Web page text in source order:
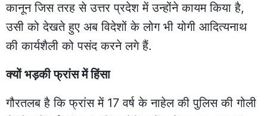
कानून जिस तरह से उत्तर प्रदेश में उन्होंने कायम किया है,
उसी को देखते हुए अब विदेशों के लोग भी योगी आदित्यनाथ
की कार्यशैली को पसंद करने लगे हैं.
क्यों भड़की फ्रांस में हिंसा
गौरतलब है कि फ्रांस में 17 वर्ष के नाहेल की पुलिस की गोली